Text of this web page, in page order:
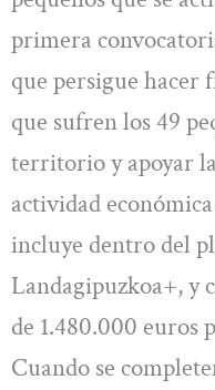
primera
que persigue hacer
que sufren los 49
territorio y apoyar
actividad
incluye dentro del
Landagipuzkoa+, y
de 1.480.000 euros
Cuando se